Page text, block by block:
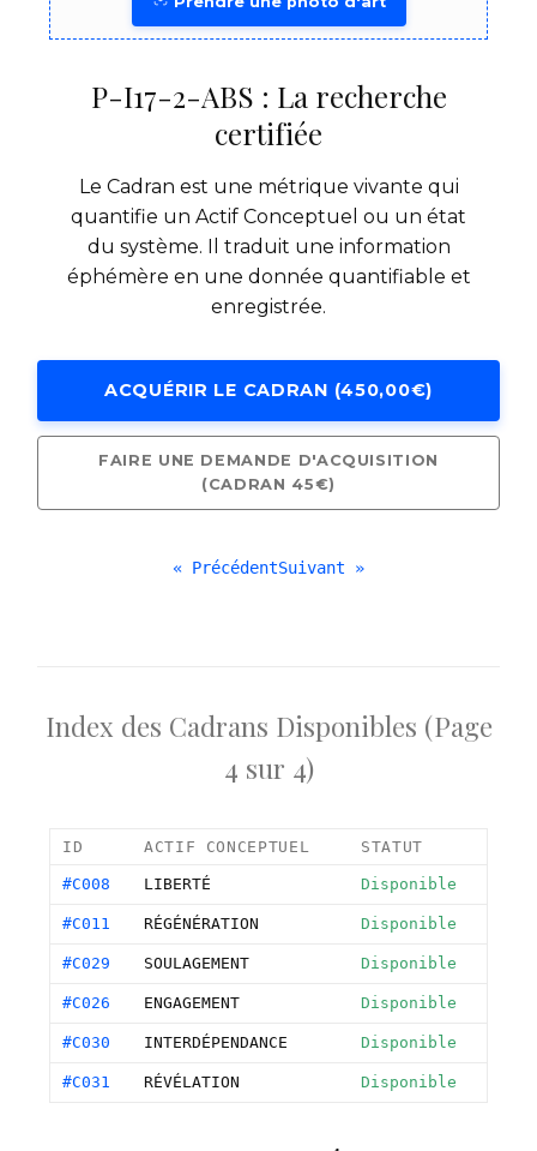
P-I17-2-ABS : La recherche
certifiée
Le Cadran est une métrique vivante qui
quantifie un Actif Conceptuel ou un état
du système. Il traduit une information
éphémère en une donnée quantifiable et
enregistrée.
ACQUÉRIR LE CADRAN (450,00€)
FAIRE UNE DEMANDE D'ACQUISITION
(CADRAN 45€)
« PrécédentSuivant »
Index des Cadrans Disponibles (Page
4 sur 4)
ID ACTIF CONCEPTUEL STATUT
#C008 LIBERTÉ Disponible
#C011 RÉGÉNÉRATION Disponible
#C029 SOULAGEMENT Disponible
#C026 ENGAGEMENT Disponible
#C030 INTERDÉPENDANCE Disponible
#C031 RÉVÉLATION Disponible